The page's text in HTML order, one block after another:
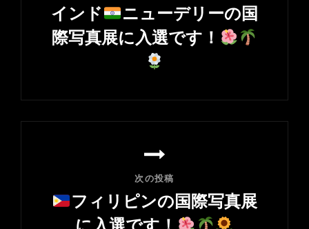
ョ
ン
インド
ニューデリーの国
際写真展に入選です！
の
投
次の投稿
フィリピンの国際写真展